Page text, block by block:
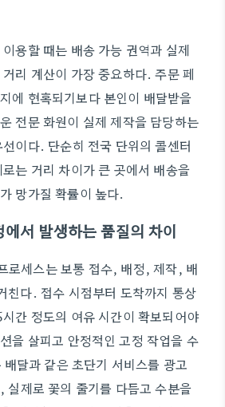
용할 때는 배송 가능 권역과 실제
리 계산이 가장 중요하다. 주문 페
에 현혹되기보다 본인이 배달받을
전문 화원이 실제 제작을 담당하는
이다. 단순히 전국 단위의 콜센터
는 거리 차이가 큰 곳에서 배송을
망가질 확률이 높다.
서 발생하는 품질의 차이
로세스는 보통 접수, 배정, 제작, 배
친다. 접수 시점부터 도착까지 통상
간 정도의 여유 시간이 확보되어야
을 살피고 안정적인 고정 작업을 수
달과 같은 초단기 서비스를 광고
실제로 꽃의 줄기를 다듬고 수분을